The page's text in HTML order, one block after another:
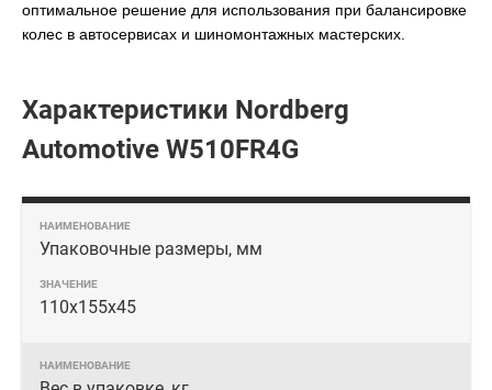
оптимальное решение для использования при балансировке
колес в автосервисах и шиномонтажных мастерских.
Характеристики Nordberg
Automotive W510FR4G
Упаковочные размеры, мм
110х155х45